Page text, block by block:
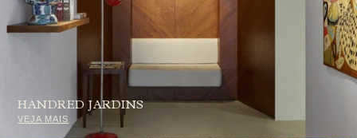
HANDRED JARDINS
VEJA MAIS